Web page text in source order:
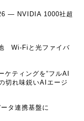
― NVIDIA 1000社超
Wi-Fiと光ファイバ
ケティングを“フルAI
切れ味鋭いAIエージ
タ連携基盤に